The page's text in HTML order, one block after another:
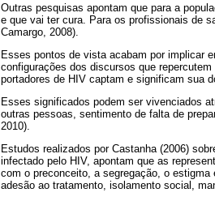
Outras pesquisas apontam que para a
e que vai ter cura. Para os profissionais de
Camargo, 2008).
Esses pontos de vista acabam por implicar
configurações dos discursos que
portadores de HIV captam e significam sua
Esses significados podem ser vivenciados
outras pessoas, sentimento de falta de
2010).
Estudos realizados por Castanha (2006)
infectado pelo HIV, apontam que as
com o preconceito, a segregação, o
adesão ao tratamento, isolamento social,